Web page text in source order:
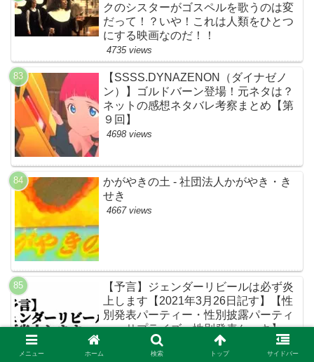
クのシスターがゴスペルを歌うのは変
だって！？いや！これは人類をひとつ
にする映画なのだ！！
4735 views
【SSSS.DYNAZENON（ダイナゼノ
ン）】ゴルドバーン登場！元ネタは？
ネットの感想ネタバレ考察まとめ【第
９回】
4698 views
かがやきの土 - 社団法人かがやき・き
せき
4667 views
【予言】ジェンダーリビールは必ず炎
上します【2021年3月26日記す】【性
別発表パーティー・性別披露パーティ
ー・サプライズ・性別発表ケーキ】
4665 views
メニュー ホーム 検索 トップ サイドバー